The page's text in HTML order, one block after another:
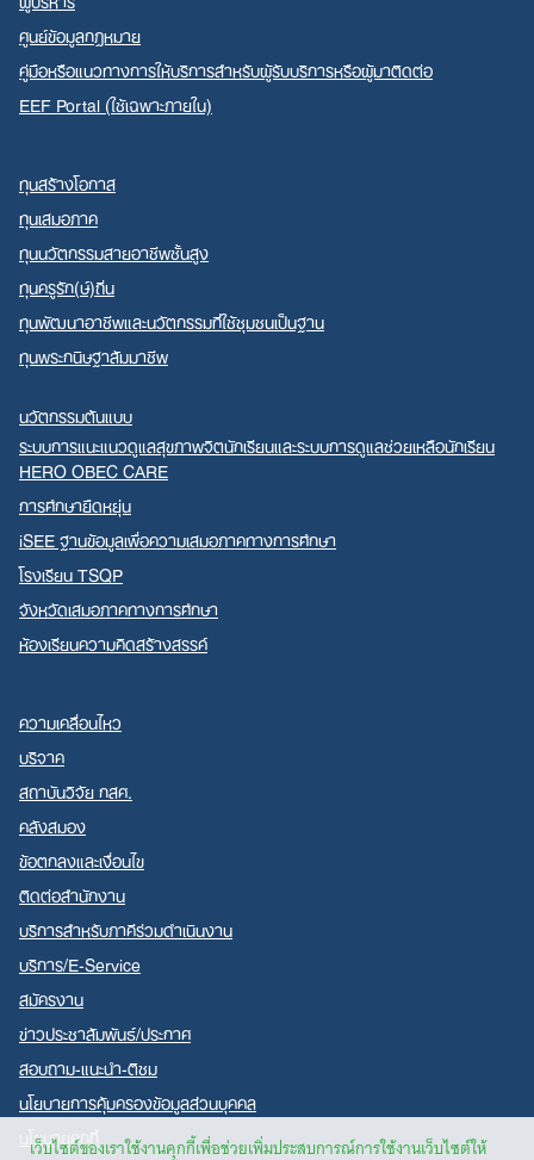
เว็บไซต์ของเราใช้งานคุกกี้เพื่อช่วยเพิ่มประสบการณ์การใช้งานเว็บไซต์ให้
ศูนย์ข้อมูลกฎหมาย
คู่มือหรือแนวทางการให้บริการสำหรับผู้รับบริการหรือผู้มาติดต่อ
EEF Portal (ใช้เฉพาะภายใน)
ทุนสร้างโอกาส
ทุนเสมอภาค
ทุนนวัตกรรมสายอาชีพชั้นสูง
ทุนครูรัก(ษ์)ถิ่น
ทุนพัฒนาอาชีพและนวัตกรรมที่ใช้ชุมชนเป็นฐาน
ทุนพระกนิษฐาสัมมาชีพ
นวัตกรรมต้นแบบ
ระบบการแนะแนวดูแลสุขภาพจิตนักเรียนและระบบการดูแลช่วยเหลือนักเรียน
HERO OBEC CARE
การศึกษายืดหยุ่น
iSEE ฐานข้อมูลเพื่อความเสมอภาคทางการศึกษา
โรงเรียน TSQP
จังหวัดเสมอภาคทางการศึกษา
ห้องเรียนความคิดสร้างสรรค์
ความเคลื่อนไหว
บริจาค
สถาบันวิจัย กสศ.
คลังสมอง
ข้อตกลงและเงื่อนไข
ติดต่อสำนักงาน
บริการสำหรับภาคีร่วมดำเนินงาน
บริการ/E-Service
สมัครงาน
ข่าวประชาสัมพันธ์/ประกาศ
สอบถาม-แนะนำ-ติชม
นโยบายการคุ้มครองข้อมูลส่วนบุคคล
นโยบายคุกกี้